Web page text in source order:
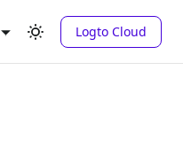
Logto Cloud